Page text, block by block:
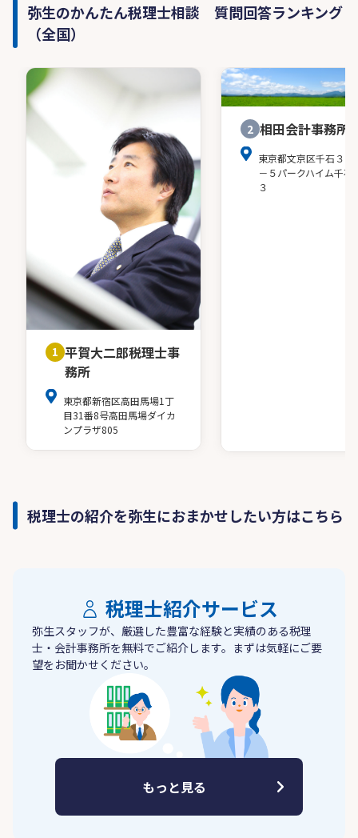
弥生のかんたん税理士相談 質問回答ランキング
（全国）
1 平賀大二郎税理士事
務所
東京都新宿区高田馬場1丁
目31番8号高田馬場ダイカ
ンプラザ805
2 相田会計事務所
東京都文京区千石３－
－５パークハイム千石
３
税理士の紹介を弥生におまかせしたい方はこちら
税理士紹介サービス
弥生スタッフが、厳選した豊富な経験と実績のある税理
士・会計事務所を無料でご紹介します。まずは気軽にご要
望をお聞かせください。
もっと見る